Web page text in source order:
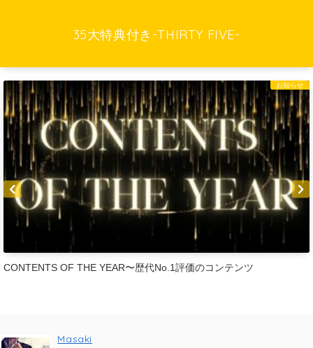
35大特典付き-THIRTY FIVE-
評価のコンテンツ Brain＆Tips＆深夜マーケット特典
Masaki